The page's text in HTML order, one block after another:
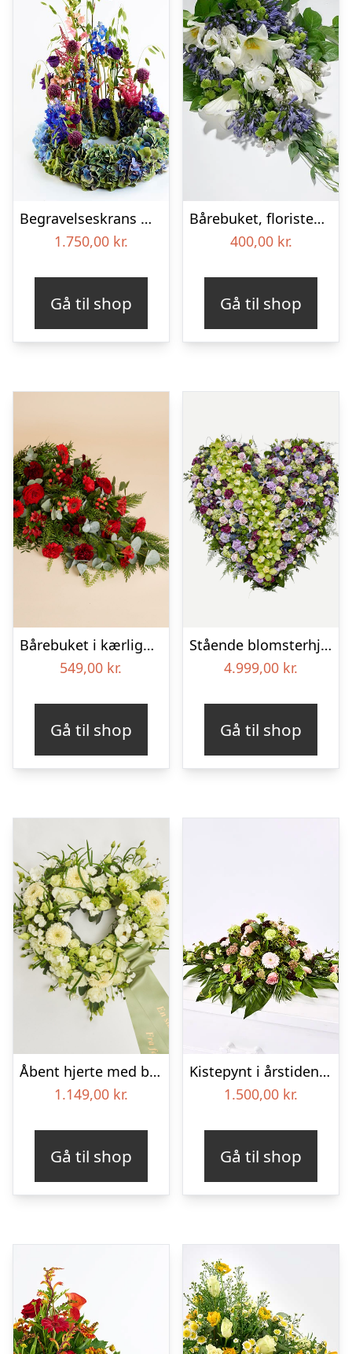
Begravelseskrans med hortensia og farverige detaljer – Blomster til begravelse
1.750,00 kr.
Gå til shop
Bårebuket, floristens valg – Blomster til begravelse
400,00 kr.
Gå til shop
Bårebuket i kærlighedens farver
549,00 kr.
Gå til shop
Stående blomsterhjerte – Et eksklusivt farvel
4.999,00 kr.
Gå til shop
Åbent hjerte med bånd – Floristens kreative valg
1.149,00 kr.
Gå til shop
Kistepynt i årstidens blomster – Blomster til begravelse
1.500,00 kr.
Gå til shop